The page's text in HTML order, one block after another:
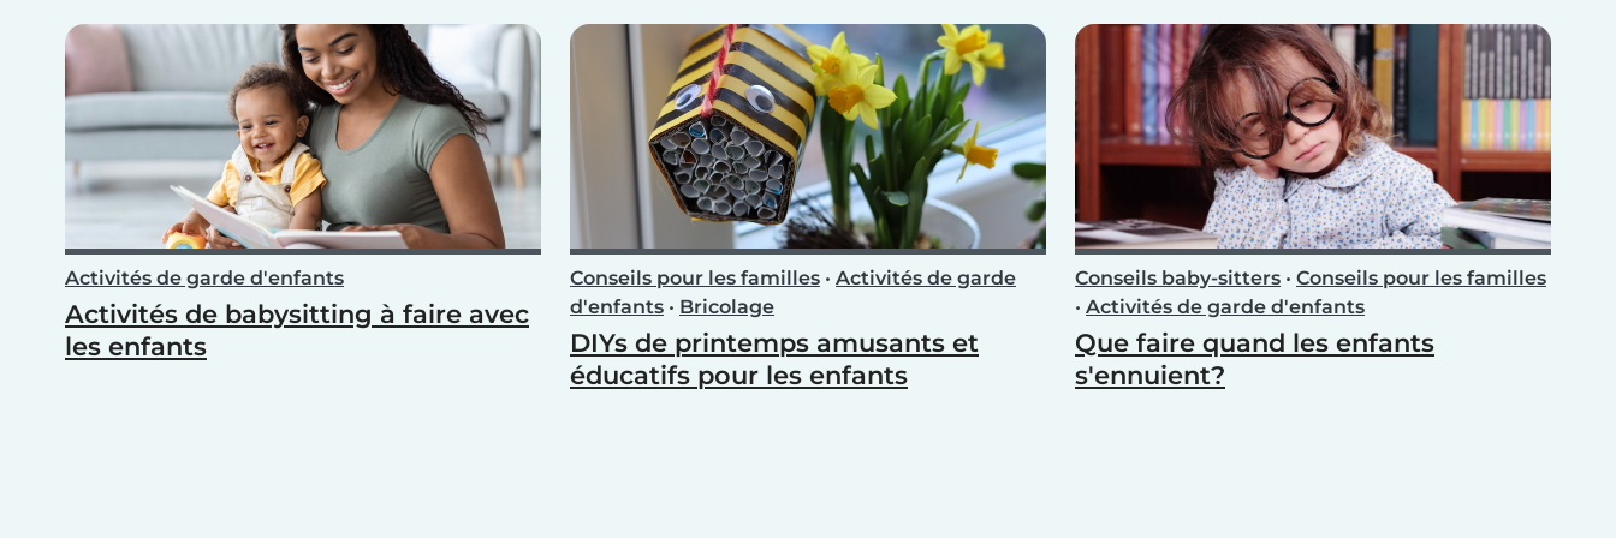
Activités de garde d'enfants
Activités de babysitting à faire avec
les enfants
Conseils pour les familles • Activités de garde
d'enfants • Bricolage
DIYs de printemps amusants et
éducatifs pour les enfants
Conseils baby-sitters • Conseils pour les familles
• Activités de garde d'enfants
Que faire quand les enfants
s'ennuient?